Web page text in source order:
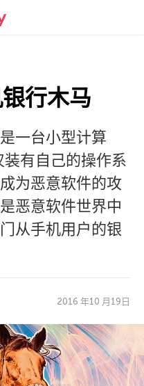
官方博客
行木马
一台小型计算
有自己的操作系
为恶意软件的攻
恶意软件世界中
从手机用户的银
2016 年10 月19日